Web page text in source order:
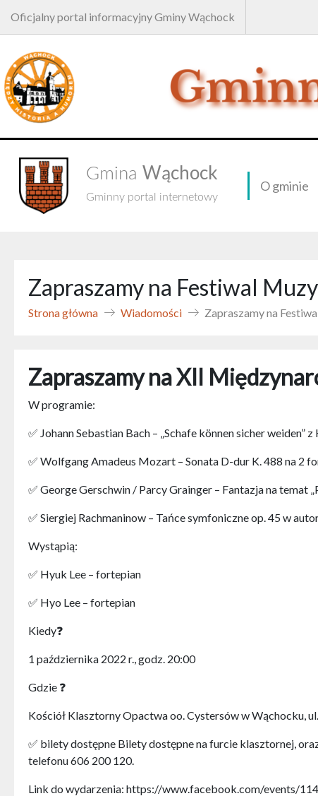
Oficjalny portal informacyjny Gminy Wąchock
Gmina Wąchock
Gminny portal internetowy
O gminie
Zapraszamy na Festiwal
Strona główna Wiadomości Zapraszamy na
Zapraszamy na XII
W programie:
✅ Johann Sebastian Bach – „Schafe können sicher
✅ Wolfgang Amadeus Mozart – Sonata D-dur K. 488 na 2
✅ George Gerschwin / Parcy Grainger – Fantazja na temat
✅ Siergiej Rachmaninow – Tańce symfoniczne op. 45 w
Wystąpią:
✅ Hyuk Lee – fortepian
✅ Hyo Lee – fortepian
Kiedy❓
1 października 2022 r., godz. 20:00
Gdzie ❓
Kościół Klasztorny Opactwa oo. Cystersów w Wąchocku,
✅ bilety dostępne Bilety dostępne na furcie klasztornej,
telefonu 606 200 120.
Link do wydarzenia: https://www.facebook.com/events/